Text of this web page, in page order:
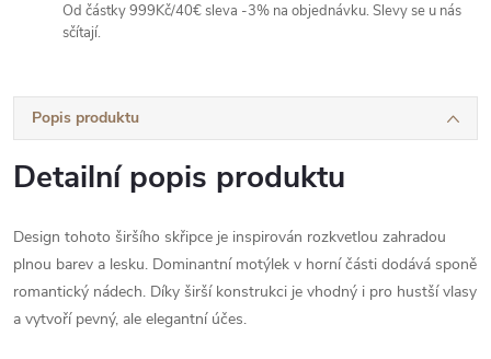
Od částky 999Kč/40€ sleva -3% na objednávku. Slevy se u nás
sčítají.
Popis produktu
Detailní popis produktu
Design tohoto širšího skřipce je inspirován rozkvetlou zahradou
plnou barev a lesku. Dominantní motýlek v horní části dodává sponě
romantický nádech. Díky širší konstrukci je vhodný i pro hustší vlasy
a vytvoří pevný, ale elegantní účes.